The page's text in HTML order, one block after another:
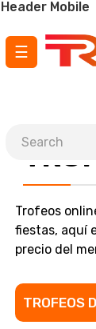
Header Mobile
Toggle
navigation
☰
Trofeos
fiestas, aquí
precio del
TROFEOS